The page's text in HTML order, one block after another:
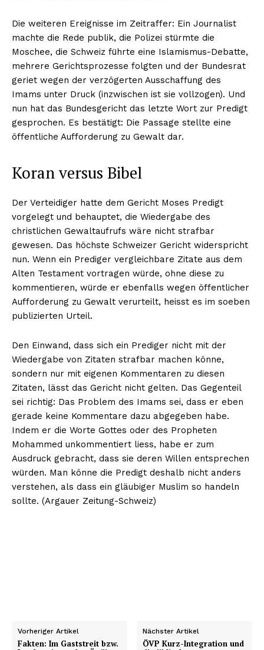
Die weiteren Ereignisse im Zeitraffer: Ein Journalist
machte die Rede publik, die Polizei stürmte die
Moschee, die Schweiz führte eine Islamismus-Debatte,
mehrere Gerichtsprozesse folgten und der Bundesrat
geriet wegen der verzögerten Ausschaffung des
Imams unter Druck (inzwischen ist sie vollzogen). Und
nun hat das Bundesgericht das letzte Wort zur Predigt
gesprochen. Es bestätigt: Die Passage stellte eine
öffentliche Aufforderung zu Gewalt dar.
Koran versus Bibel
Der Verteidiger hatte dem Gericht Moses Predigt
vorgelegt und behauptet, die Wiedergabe des
christlichen Gewaltaufrufs wäre nicht strafbar
gewesen. Das höchste Schweizer Gericht widerspricht
nun. Wenn ein Prediger vergleichbare Zitate aus dem
Alten Testament vortragen würde, ohne diese zu
kommentieren, würde er ebenfalls wegen öffentlicher
Aufforderung zu Gewalt verurteilt, heisst es im soeben
publizierten Urteil.
Den Einwand, dass sich ein Prediger nicht mit der
Wiedergabe von Zitaten strafbar machen könne,
sondern nur mit eigenen Kommentaren zu diesen
Zitaten, lässt das Gericht nicht gelten. Das Gegenteil
sei richtig: Das Problem des Imams sei, dass er eben
gerade keine Kommentare dazu abgegeben habe.
Indem er die Worte Gottes oder des Propheten
Mohammed unkommentiert liess, habe er zum
Ausdruck gebracht, dass sie deren Willen entsprechen
würden. Man könne die Predigt deshalb nicht anders
verstehen, als dass ein gläubiger Muslim so handeln
sollte. (Argauer Zeitung-Schweiz)
Vorheriger Artikel
Fakten: Im Gaststreit bzw.
Nächster Artikel
ÖVP Kurz-Integration und